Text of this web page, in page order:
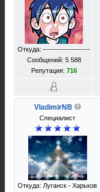
Откуда: --------------------
Сообщений: 5 588
Репутация: 716
VladimirNB
Специалист
Откуда: Луганск - Харьков